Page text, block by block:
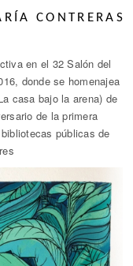
CONTRERAS
en el 32 Salón del
donde se homenajea
casa bajo la arena) de
de la primera
públicas de